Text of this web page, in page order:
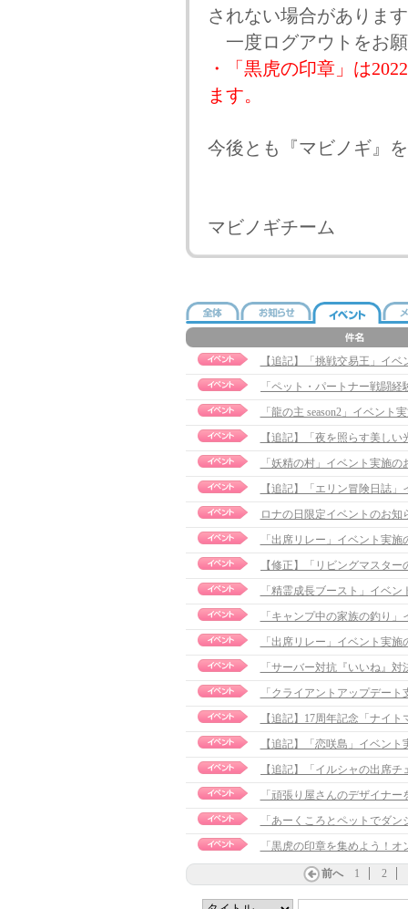
されない場合がありま
一度ログアウトをお
・「黒虎の印章」は
ます。
今後とも『マビノギ』
マビノギチーム
【追記】「挑戦交易王」イ
「龍の主 season2」イベント
【追記】「夜を照らす美し
「妖精の村」イベント実施の
【追記】「エリン冒険日誌
ロナの日限定イベントのお知
「出席リレー」イベント実施
「精霊成長ブースト」イベ
「キャンプ中の家族の釣り
「出席リレー」イベント実施
「サーバー対抗『いいね』
「クライアントアップデー
【追記】17周年記念「ナイ
【追記】「恋咲島」イベン
「頑張り屋さんのデザイナ
「あーくころとペットでダ
「黒虎の印章を集めよう！
前へ 1 2